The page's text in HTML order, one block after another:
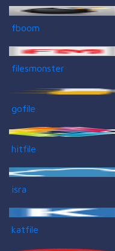
fboom
filesmonster
gofile
hitfile
isra
katfile